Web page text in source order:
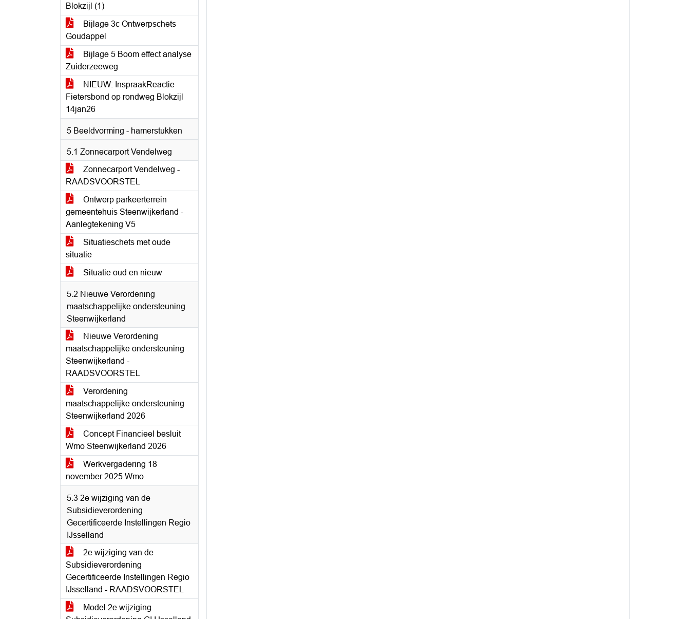
Blokzijl (1)
Bijlage 3c Ontwerpschets
Goudappel
Bijlage 5 Boom effect analyse
Zuiderzeeweg
NIEUW: InspraakReactie
Fietersbond op rondweg Blokzijl
14jan26
5 Beeldvorming - hamerstukken
5.1 Zonnecarport Vendelweg
Zonnecarport Vendelweg -
RAADSVOORSTEL
Ontwerp parkeerterrein
gemeentehuis Steenwijkerland -
Aanlegtekening V5
Situatieschets met oude
situatie
Situatie oud en nieuw
5.2 Nieuwe Verordening
maatschappelijke ondersteuning
Steenwijkerland
Nieuwe Verordening
maatschappelijke ondersteuning
Steenwijkerland -
RAADSVOORSTEL
Verordening
maatschappelijke ondersteuning
Steenwijkerland 2026
Concept Financieel besluit
Wmo Steenwijkerland 2026
Werkvergadering 18
november 2025 Wmo
5.3 2e wijziging van de
Subsidieverordening
Gecertificeerde Instellingen Regio
IJsselland
2e wijziging van de
Subsidieverordening
Gecertificeerde Instellingen Regio
IJsselland - RAADSVOORSTEL
Model 2e wijziging